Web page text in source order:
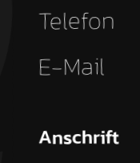
Telefon
E-Mail
Anschrift